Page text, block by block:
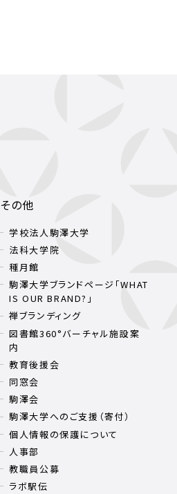
その他
学校法人駒澤大学
法科大学院
種月館
駒澤大学ブランドページ「WHAT
IS OUR BRAND?」
禅ブランディング
図書館360°バーチャル施設案
内
教育後援会
同窓会
駒澤会
駒澤大学へのご支援（寄付）
個人情報の保護について
人事部
教職員公募
ラボ駅伝